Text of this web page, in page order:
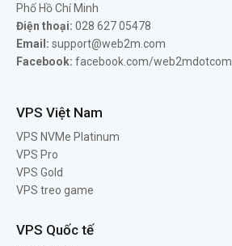
Phố Hồ Chí Minh
Điện thoại: 028 627 05478
Email: support@web2m.com
Facebook: facebook.com/web2mdotcom
VPS Việt Nam
VPS NVMe Platinum
VPS Pro
VPS Gold
VPS treo game
VPS Quốc tế